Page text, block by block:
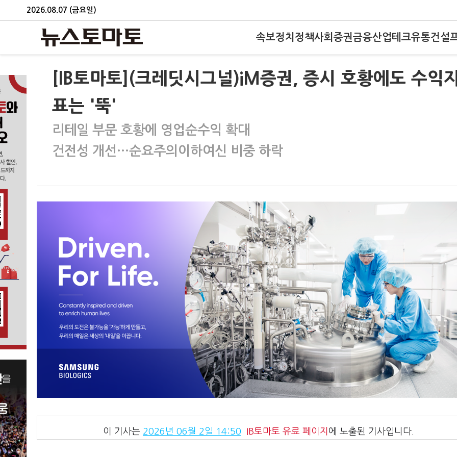
2026.08.07 (금요일)
속보정치 정책사회 증권금융산업테크유통건설
[IB토마토](크레딧시그널)iM증권, 증시 호황에도 수익
표는 '뚝'
리테일 부문 호황에 영업순수익 확대
건전성 개선…순요주의이하여신 비중 하락
이 기사는 2026년 06월 2일 14:50 IB토마토 유료 페이지 에 노출된 기사입니다.